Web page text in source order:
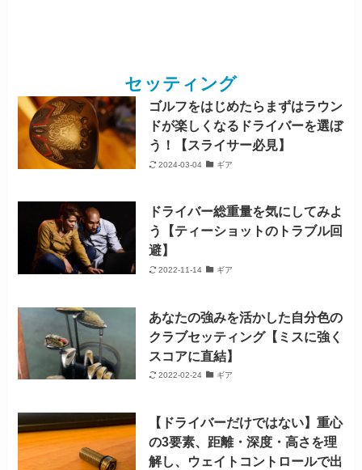
セッティング
ゴルフをはじめたらまずはラウン
ドが楽しくなるドライバーを選ぼ
う！【スライサー必見】
2024-03-04 ギア
ドライバー総重量を気にしてみよ
う【ティーショットのトラブル回
避】
2022-11-14 ギア
あなたの強みを活かした自分色の
クラブセッティング【ミスに強く
スコアに直結】
2022-02-24 ギア
【ドライバーだけではない】重心
の3要素、距離・深度・高さを理
解し、ウェイトコントロールで出